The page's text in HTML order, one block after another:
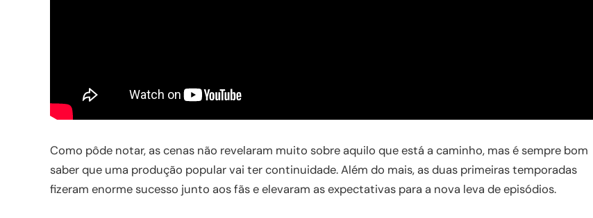
Como pôde notar, as cenas não revelaram muito sobre aquilo que está a caminho, mas é sempre bom
saber que uma produção popular vai ter continuidade. Além do mais, as duas primeiras temporadas
fizeram enorme sucesso junto aos fãs e elevaram as expectativas para a nova leva de episódios.